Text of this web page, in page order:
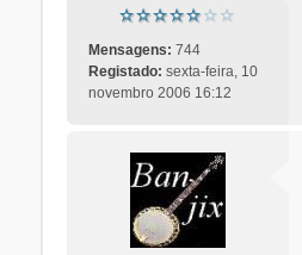
Mensagens: 744
Registado: sexta-feira, 10
novembro 2006 16:12